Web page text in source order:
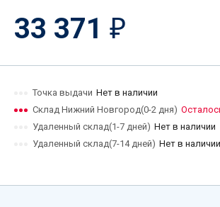
33 371 ₽
Точка выдачи Нет в наличии
Склад Нижний Новгород(0-2 дня)
Удаленный склад(1-7 дней) Нет в наличии
Удаленный склад(7-14 дней) Нет в наличии